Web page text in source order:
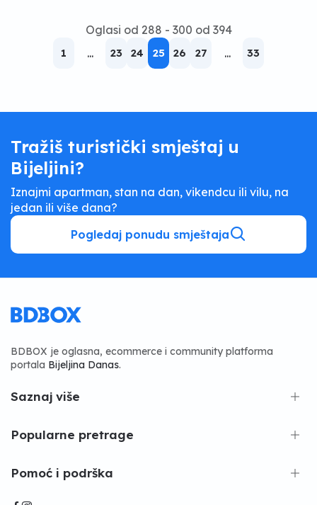
Oglasi od 288 - 300 od 394
1 ... 23 24 25 26 27 ... 33
Tražiš turistički smještaj u
Bijeljini?
Iznajmi apartman, stan na dan, vikendcu ili vilu, na
jedan ili više dana?
Pogledaj ponudu smještaja
BDBOX je oglasna, ecommerce i community platforma
portala Bijeljina Danas.
Saznaj više
Popularne pretrage
Pomoć i podrška